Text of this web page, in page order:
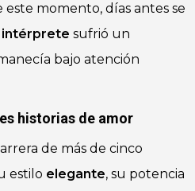
momento, días antes se
intérprete sufrió un
bajo atención
historias de amor
de más de cinco
estilo elegante, su potencia